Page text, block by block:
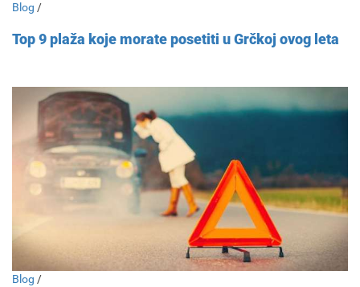
Blog /
Top 9 plaža koje morate posetiti u Grčkoj ovog leta
Blog /